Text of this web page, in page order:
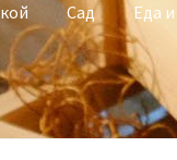
Сад Еда